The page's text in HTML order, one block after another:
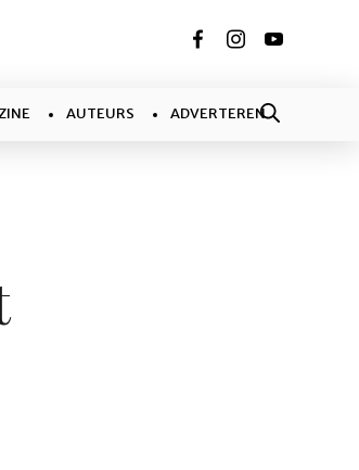
AUTEURS ADVERTEREN